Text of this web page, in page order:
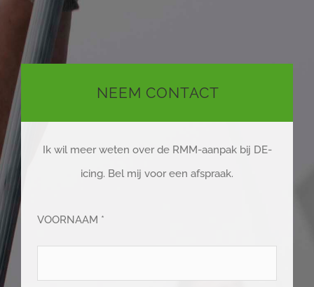
NEEM CONTACT
Ik wil meer weten over de RMM-aanpak bij DE-
icing. Bel mij voor een afspraak.
VOORNAAM *